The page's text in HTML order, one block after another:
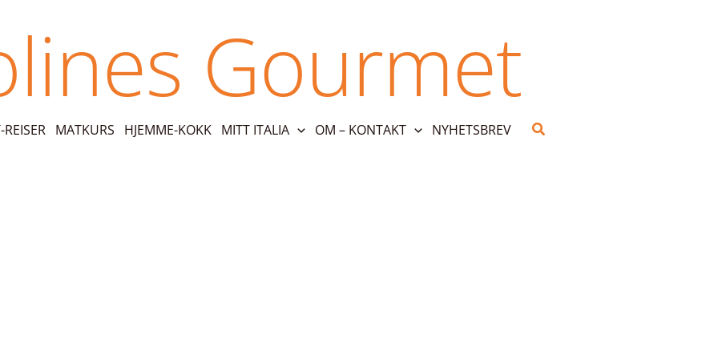
Gourmet
MATKURS HJEMME-KOKK MITT ITALIA OM – KONTAKT NYHETSBREV Search